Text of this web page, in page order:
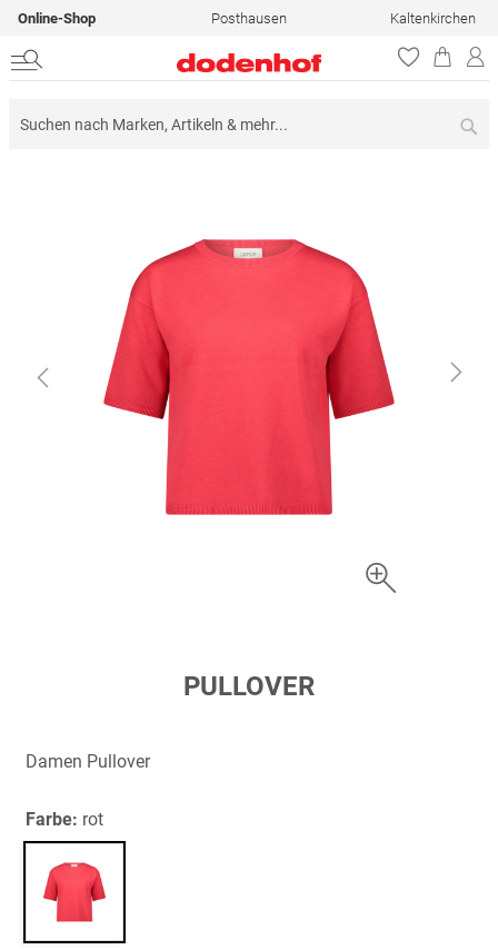
Online-Shop Posthausen Kaltenkirchen
springen
PULLOVER
Damen Pullover
Farbe: rot